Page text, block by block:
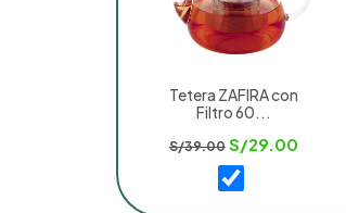
Tetera ZAFIRA con
Filtro 60...
S/39.00 El
precio
original
S/29.00El